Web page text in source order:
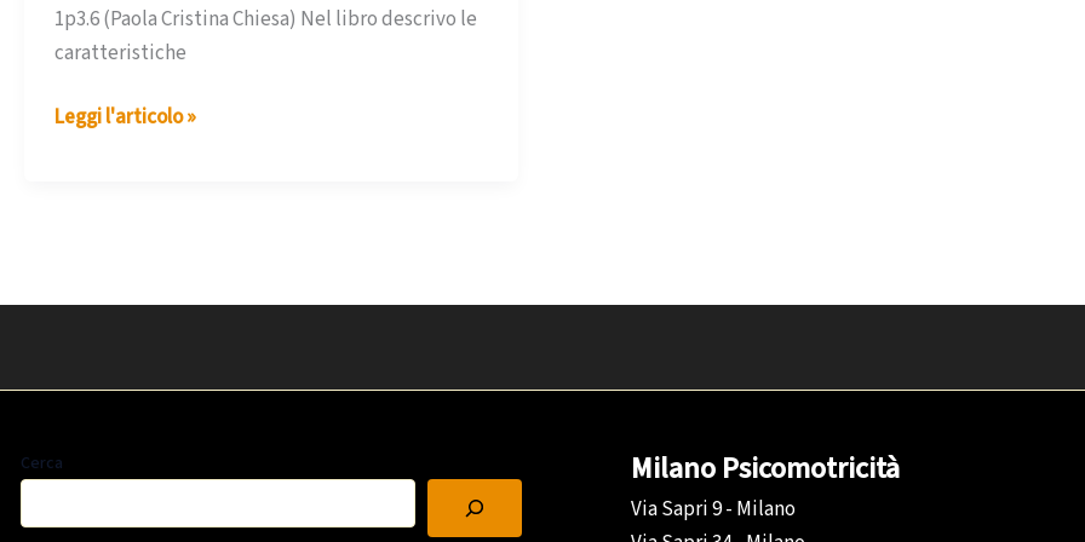
1p3.6 (Paola Cristina Chiesa) Nel libro descrivo le
caratteristiche
L’intervento
Leggi l'articolo »
Cerca Milano Psicomotricità
Via Sapri 9 - Milano